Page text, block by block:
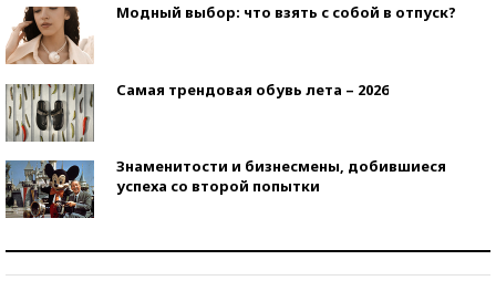
Модный выбор: что взять с собой в отпуск?
Самая трендовая обувь лета – 2026
Знаменитости и бизнесмены, добившиеся
успеха со второй попытки